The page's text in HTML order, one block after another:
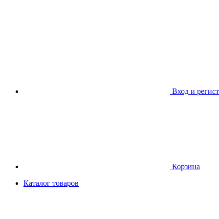
Вход и
Корзина
Каталог товаров